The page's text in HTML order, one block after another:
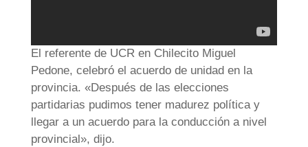
El referente de UCR en Chilecito Miguel
Pedone, celebró el acuerdo de unidad en la
provincia. «Después de las elecciones
partidarias pudimos tener madurez política y
llegar a un acuerdo para la conducción a nivel
provincial», dijo.